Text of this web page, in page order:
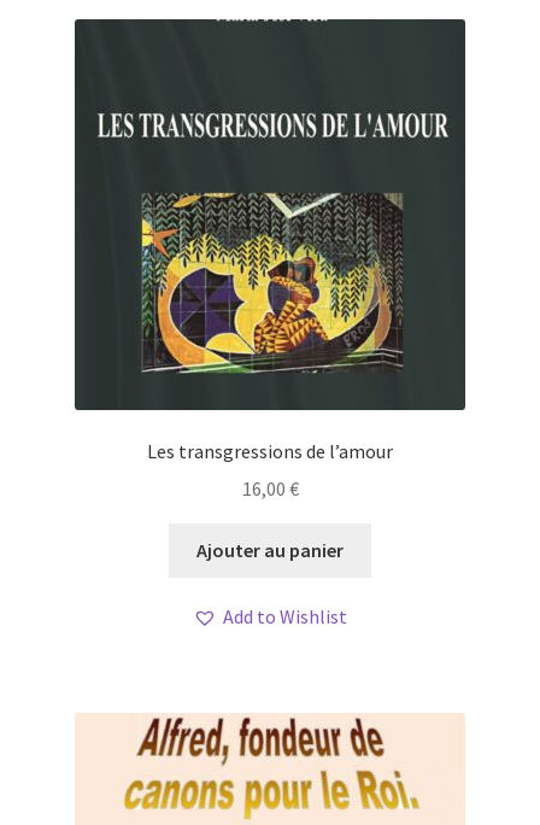
Les transgressions de l’amour
16,00 €
Ajouter au panier
Add to Wishlist